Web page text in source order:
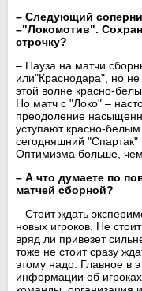
– Следующий
–"Локомотив".
строчку?
– Пауза на матчи
или"Краснодара", но
этой волне красно-
Но матч с "Локо" –
преодоление
уступают красно-белым
сегодняшний "Спартак"
Оптимизма больше,
– А что думаете по
матчей сборной?
– Стоит ждать
новых игроков. Не
вряд ли привезет
тоже не стоит сразу
этому надо. Главное в
информации об